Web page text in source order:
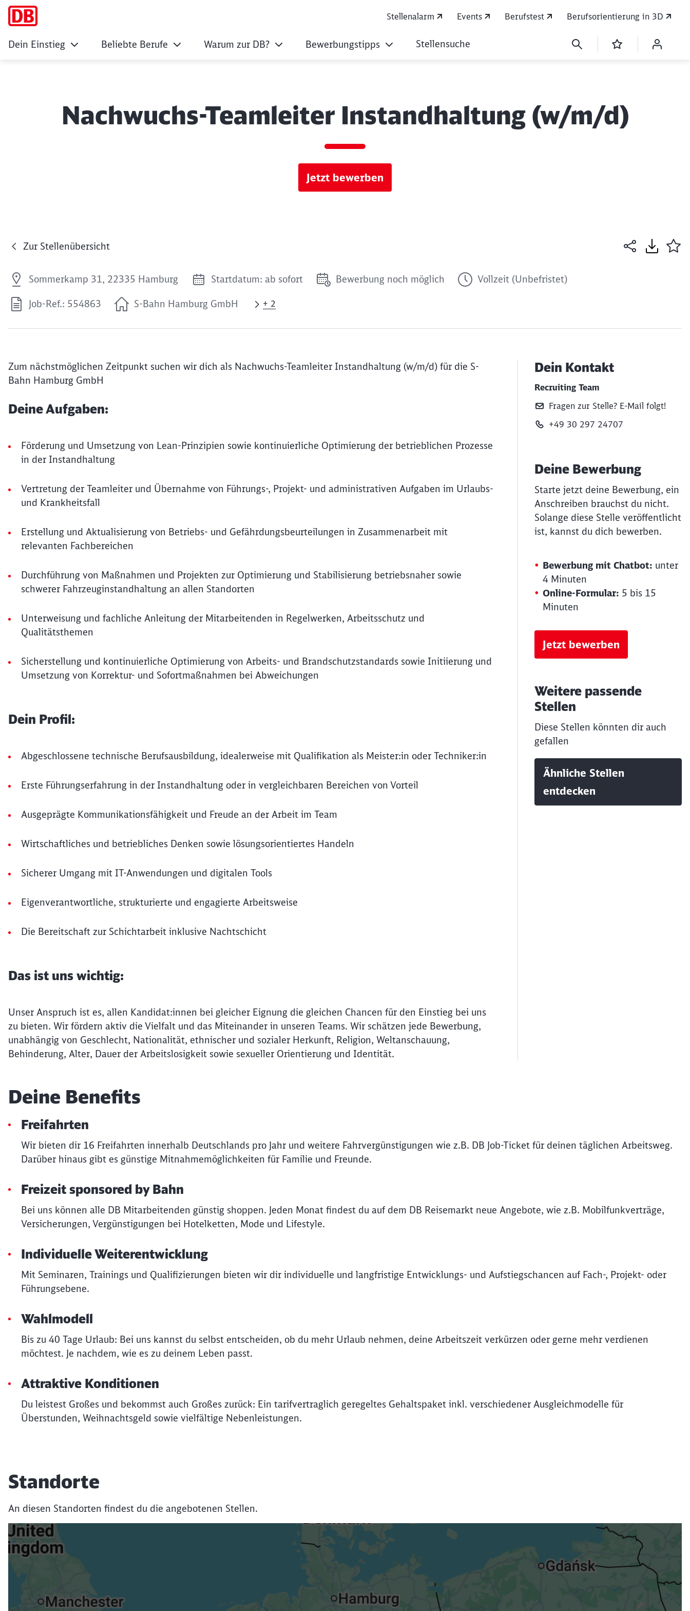
Stellenalarm Events Berufstest Berufsorientierung in 3D
Dein Einstieg Beliebte Berufe Warum zur DB? Bewerbungstipps Stellensuche
Nachwuchs-Teamleiter Instandhaltung (w/m/d)
Jetzt bewerben
Zur Stellenübersicht
Sommerkamp 31, 22335 Hamburg Startdatum: ab sofort Bewerbung noch möglich Vollzeit (Unbefristet)
Job-Ref.: 554863 S-Bahn Hamburg GmbH + 2
Zum nächstmöglichen Zeitpunkt suchen wir dich als Nachwuchs-Teamleiter Instandhaltung (w/m/d) für die S-
Bahn Hamburg GmbH
Deine Aufgaben:
Förderung und Umsetzung von Lean-Prinzipien sowie kontinuierliche Optimierung der betrieblichen Prozesse
in der Instandhaltung
Vertretung der Teamleiter und Übernahme von Führungs-, Projekt- und administrativen Aufgaben im Urlaubs-
und Krankheitsfall
Erstellung und Aktualisierung von Betriebs- und Gefährdungsbeurteilungen in Zusammenarbeit mit
relevanten Fachbereichen
Durchführung von Maßnahmen und Projekten zur Optimierung und Stabilisierung betriebsnaher sowie
schwerer Fahrzeuginstandhaltung an allen Standorten
Unterweisung und fachliche Anleitung der Mitarbeitenden in Regelwerken, Arbeitsschutz und
Qualitätsthemen
Sicherstellung und kontinuierliche Optimierung von Arbeits- und Brandschutzstandards sowie Initiierung und
Umsetzung von Korrektur- und Sofortmaßnahmen bei Abweichungen
Dein Profil:
Abgeschlossene technische Berufsausbildung, idealerweise mit Qualifikation als Meister:in oder Techniker:in
Erste Führungserfahrung in der Instandhaltung oder in vergleichbaren Bereichen von Vorteil
Ausgeprägte Kommunikationsfähigkeit und Freude an der Arbeit im Team
Wirtschaftliches und betriebliches Denken sowie lösungsorientiertes Handeln
Sicherer Umgang mit IT-Anwendungen und digitalen Tools
Eigenverantwortliche, strukturierte und engagierte Arbeitsweise
Die Bereitschaft zur Schichtarbeit inklusive Nachtschicht
Das ist uns wichtig:
Unser Anspruch ist es, allen Kandidat:innen bei gleicher Eignung die gleichen Chancen für den Einstieg bei uns
zu bieten. Wir fördern aktiv die Vielfalt und das Miteinander in unseren Teams. Wir schätzen jede Bewerbung,
unabhängig von Geschlecht, Nationalität, ethnischer und sozialer Herkunft, Religion, Weltanschauung,
Behinderung, Alter, Dauer der Arbeitslosigkeit sowie sexueller Orientierung und Identität.
Dein Kontakt
Recruiting Team
Fragen zur Stelle? E‑Mail folgt!
+49 30 297 24707
Deine Bewerbung
Starte jetzt deine Bewerbung, ein
Anschreiben brauchst du nicht.
Solange diese Stelle veröffentlicht
ist, kannst du dich bewerben.
Bewerbung mit Chatbot: unter
4 Minuten
Online-Formular: 5 bis 15
Minuten
Jetzt bewerben
Weitere passende
Stellen
Diese Stellen könnten dir auch
gefallen
Ähnliche Stellen
entdecken
Deine Benefits
Freifahrten
Wir bieten dir 16 Freifahrten innerhalb Deutschlands pro Jahr und weitere Fahrvergünstigungen wie z.B. DB Job-Ticket für deinen täglichen Arbeitsweg.
Darüber hinaus gibt es günstige Mitnahmemöglichkeiten für Familie und Freunde.
Freizeit sponsored by Bahn
Bei uns können alle DB Mitarbeitenden günstig shoppen. Jeden Monat findest du auf dem DB Reisemarkt neue Angebote, wie z.B. Mobilfunkverträge,
Versicherungen, Vergünstigungen bei Hotelketten, Mode und Lifestyle.
Individuelle Weiterentwicklung
Mit Seminaren, Trainings und Qualifizierungen bieten wir dir individuelle und langfristige Entwicklungs- und Aufstiegschancen auf Fach-, Projekt- oder
Führungsebene.
Wahlmodell
Bis zu 40 Tage Urlaub: Bei uns kannst du selbst entscheiden, ob du mehr Urlaub nehmen, deine Arbeitszeit verkürzen oder gerne mehr verdienen
möchtest. Je nachdem, wie es zu deinem Leben passt.
Attraktive Konditionen
Du leistest Großes und bekommst auch Großes zurück: Ein tarifvertraglich geregeltes Gehaltspaket inkl. verschiedener Ausgleichmodelle für
Überstunden, Weihnachtsgeld sowie vielfältige Nebenleistungen.
Standorte
An diesen Standorten findest du die angebotenen Stellen.
Möchten Sie zu weitergeleitet werden?